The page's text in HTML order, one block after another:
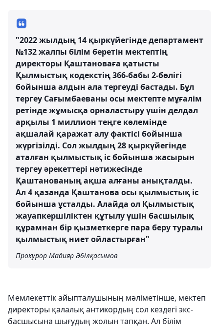
"2022 жылдың 14 қыркүйегінде департамент
№132 жалпы білім беретін мектептің
директоры Қаштановаға қатысты
Қылмыстық кодекстің 366-бабы 2-бөлігі
бойынша алдын ала тергеуді бастады. Бұл
тергеу Сағымбаеваны осы мектепте мұғалім
ретінде жұмысқа орналастыру үшін делдал
арқылы 1 миллион теңге көлемінде
ақшалай қаражат алу фактісі бойынша
жүргізілді. Сол жылдың 28 қыркүйегінде
аталған қылмыстық іс бойынша жасырын
тергеу әрекеттері нәтижесінде
Қаштанованың ақша алғаны анықталды.
Ал 4 қазанда Қаштанова осы қылмыстық іс
бойынша ұсталды. Алайда ол Қылмыстық
жауапкершіліктен құтылу үшін басшылық
құрамнан бір қызметкерге пара беру туралы
қылмыстық ниет ойластырған"
Прокурор Мадияр Әбілқасымов
Мемлекеттік айыпталушының мәліметінше, мектеп
директоры қалалық антикордың сол кездегі экс-
басшысына шығудың жолын тапқан. Ал білім